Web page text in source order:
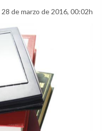
28 de marzo de 2016, 00:02h